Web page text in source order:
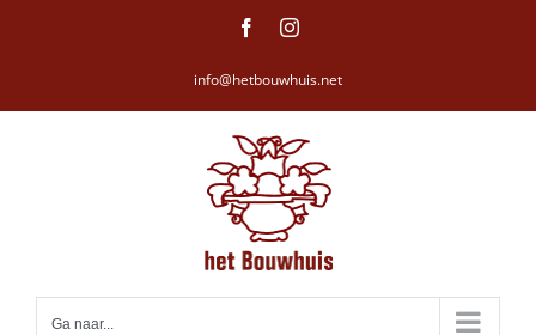
FacebookInstagram
info@hetbouwhuis.net
Ga naar...